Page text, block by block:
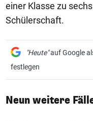
einer Klasse zu
Schülerschaft.
"Heute"auf Google
festlegen
Neun weitere